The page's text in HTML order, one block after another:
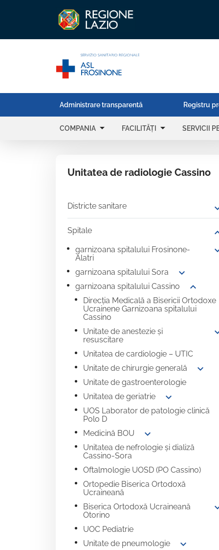
Administrare transparentă Registru
COMPANIA arrow_drop_down FACILITĂȚI arrow_drop_down SERVICII
Unitatea de radiologie Cassino
Districte sanitare
Spitale
garnizoana spitalului Frosinone-
Alatri
garnizoana spitalului Sora expand_more
garnizoana spitalului Cassino expand_more
Direcția Medicală a Bisericii Ortodoxe
Ucrainene Garnizoana spitalului
Cassino
Unitate de anestezie și
resuscitare
Unitatea de cardiologie – UTIC
Unitate de chirurgie generală
expand_more
Unitate de gastroenterologie
Unitatea de geriatrie
expand_more
UOS Laborator de patologie clinică
Polo D
Medicină BOU
expand_more
Unitatea de nefrologie și dializă
Cassino-Sora
Oftalmologie UOSD (PO Cassino)
Ortopedie Biserica Ortodoxă
Ucraineană
Biserica Ortodoxă Ucraineană
Otorino
UOC Pediatrie
Unitate de pneumologie
expand_more